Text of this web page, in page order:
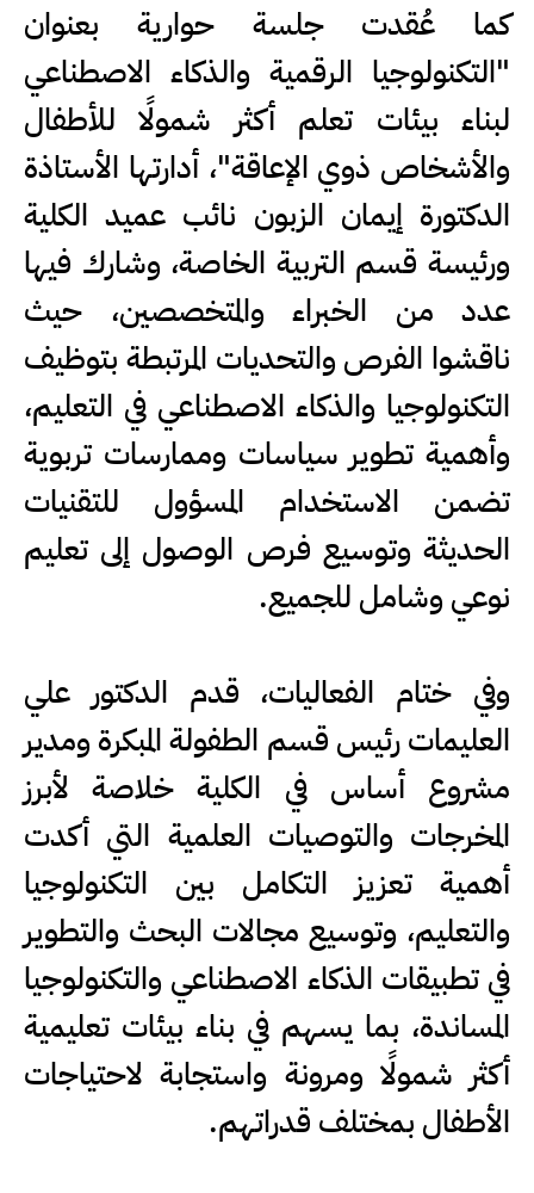
كما عُقدت جلسة حوارية بعنوان
"التكنولوجيا الرقمية والذكاء الاصطناعي
لبناء بيئات تعلم أكثر شمولًا للأطفال
والأشخاص ذوي الإعاقة"، أدارتها الأستاذة
الدكتورة إيمان الزبون نائب عميد الكلية
ورئيسة قسم التربية الخاصة، وشارك فيها
عدد من الخبراء والمتخصصين، حيث
ناقشوا الفرص والتحديات المرتبطة بتوظيف
التكنولوجيا والذكاء الاصطناعي في التعليم،
وأهمية تطوير سياسات وممارسات تربوية
تضمن الاستخدام المسؤول للتقنيات
الحديثة وتوسيع فرص الوصول إلى تعليم
نوعي وشامل للجميع.
وفي ختام الفعاليات، قدم الدكتور علي
العليمات رئيس قسم الطفولة المبكرة ومدير
مشروع أساس في الكلية خلاصة لأبرز
المخرجات والتوصيات العلمية التي أكدت
أهمية تعزيز التكامل بين التكنولوجيا
والتعليم، وتوسيع مجالات البحث والتطوير
في تطبيقات الذكاء الاصطناعي والتكنولوجيا
المساندة، بما يسهم في بناء بيئات تعليمية
أكثر شمولًا ومرونة واستجابة لاحتياجات
الأطفال بمختلف قدراتهم.